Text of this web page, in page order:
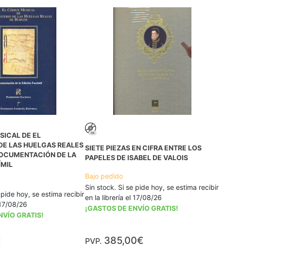
DE EL
LAS HUELGAS REALES
DE LA
hoy, se estima recibir
08/26
GRATIS!
SIETE PIEZAS EN CIFRA ENTRE LOS
PAPELES DE ISABEL DE VALOIS
Bajo pedido
Sin stock. Si se pide hoy, se estima recibir
en la librería el 17/08/26
¡GASTOS DE ENVÍO GRATIS!
PVP. 385,00€